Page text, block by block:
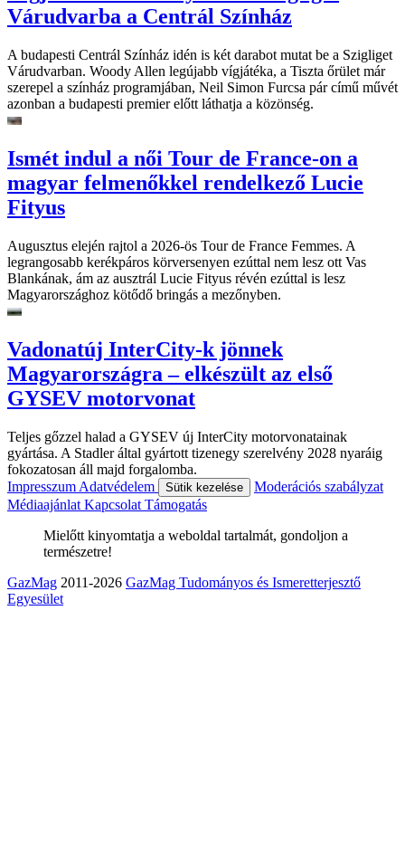
Várudvarba a Centrál Színház
A budapesti Centrál Színház idén is két darabot mutat be a Szigliget
Várudvarban. Woody Allen legújabb vígjátéka, a Tiszta őrület már
szerepel a színház programjában, Neil Simon Furcsa pár című művét
azonban a budapesti premier előtt láthatja a közönség.
Ismét indul a női Tour de France-on a
magyar felmenőkkel rendelkező Lucie
Fityus
Augusztus elején rajtol a 2026-ös Tour de France Femmes. A
legrangosabb kerékpáros körversenyen ezúttal nem lesz ott Vas
Blankának, ám az ausztrál Lucie Fityus révén ezúttal is lesz
Magyarországhoz kötődő bringás a mezőnyben.
Vadonatúj InterCity-k jönnek
Magyarországra – elkészült az első
GYSEV motorvonat
Teljes gőzzel halad a GYSEV új InterCity motorvonatainak
gyártása. A Stadler által gyártott tizenegy szerelvény 2028 nyaráig
fokozatosan áll majd forgalomba.
Impresszum Adatvédelem Sütik kezelése
Moderációs szabályzat
Médiaajánlat Kapcsolat Támogatás
Mielőtt kinyomtatja a weboldal tartalmát, gondoljon a
természetre!
GazMag 2011-2026 GazMag Tudományos és Ismeretterjesztő
Egyesület